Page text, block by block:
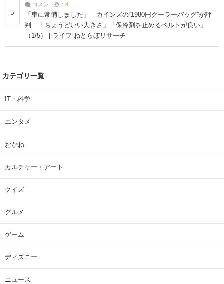
5
コメント数： 4
「車に常備しました」 カインズの“1980円クーラーバッグ”が評
判 「ちょうどいい大きさ」「保冷剤を止めるベルトが良い」
（1/5） | ライフ ねとらぼリサーチ
カテゴリ一覧
IT・科学
エンタメ
おかね
カルチャー・アート
クイズ
グルメ
ゲーム
ディズニー
ニュース